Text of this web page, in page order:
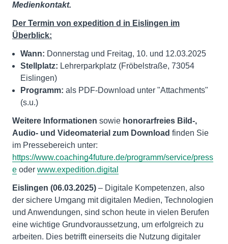
Medienkontakt.
Der Termin von expedition d in Eislingen im
Überblick:
Wann: Donnerstag und Freitag, 10. und 12.03.2025
Stellplatz: Lehrerparkplatz (Fröbelstraße, 73054
Eislingen)
Programm: als PDF-Download unter "Attachments"
(s.u.)
Weitere Informationen sowie honorarfreies Bild-,
Audio- und Videomaterial zum Download finden Sie
im Pressebereich unter:
https://www.coaching4future.de/programm/service/press
e oder www.expedition.digital
Eislingen (06.03.2025) – Digitale Kompetenzen, also
der sichere Umgang mit digitalen Medien, Technologien
und Anwendungen, sind schon heute in vielen Berufen
eine wichtige Grundvoraussetzung, um erfolgreich zu
arbeiten. Dies betrifft einerseits die Nutzung digitaler